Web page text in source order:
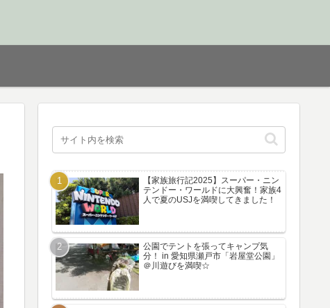
【家族旅行記2025】スーパー・ニン
テンドー・ワールドに大興奮！家族4
人で夏のUSJを満喫してきました！
公園でテントを張ってキャンプ気
分！ in 愛知県瀬戸市「岩屋堂公園」
＠川遊びを満喫☆